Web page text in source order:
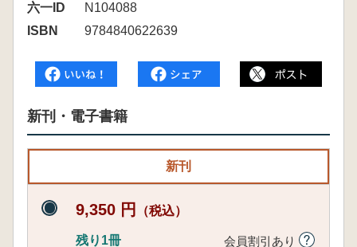
六一ID
N104088
ISBN
9784840622639
新刊・電子書籍
新刊
9,350 円 （税込）
残り1冊 会員割引あり